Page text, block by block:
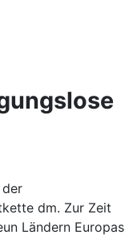
dm. Zur Zeit
Ländern Europas